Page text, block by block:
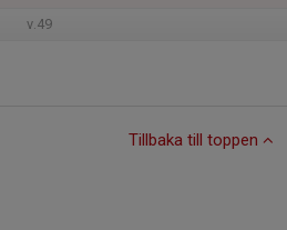
v.49
Tillbaka till toppen